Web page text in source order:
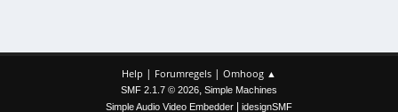
Help | Forumregels | Omhoog ▲
SMF 2.1.7 © 2026 Simple Machines
Simple Audio Video Embedder | idesignSMF